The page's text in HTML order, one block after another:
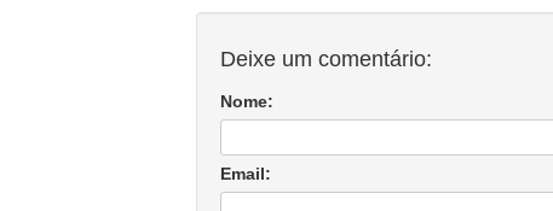
Deixe um comentário:
Nome:
Email: